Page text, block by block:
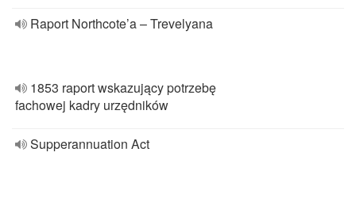
Raport Northcote’a – Trevelyana
1853 raport wskazujący potrzebę
fachowej kadry urzędników
Supperannuation Act